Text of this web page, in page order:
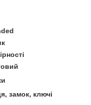
замок, ключі